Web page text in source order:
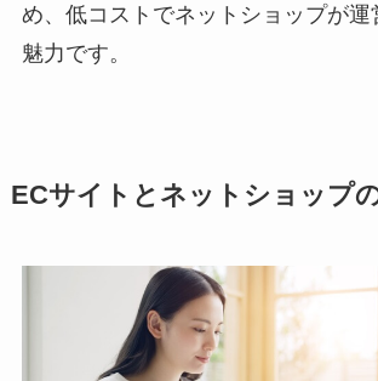
め、低コストでネットショップが運
魅力です。
ECサイトとネットショップ